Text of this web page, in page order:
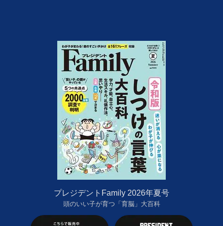
プレジデントFamily 2026年夏号
頭のいい子が育つ「育脳」大百科